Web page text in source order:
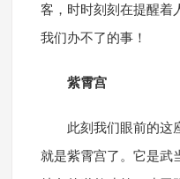
客，时时刻刻在提醒着
我们办不了的事！
紫霄宫
此刻我们眼前的这
就是紫霄宫了。它是武